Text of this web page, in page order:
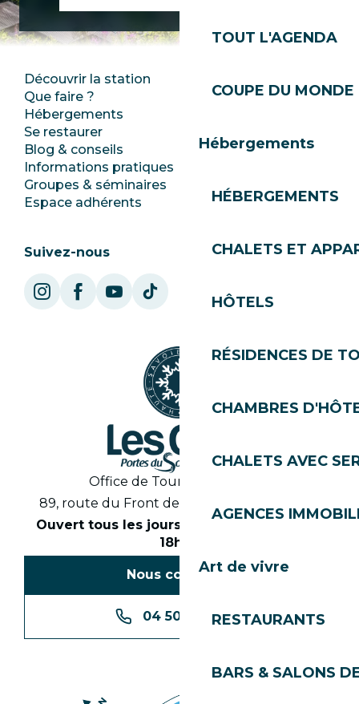
TOUT L'AGENDA
COUPE DU
Hébergements
HÉBERGEMENTS
CHALETS ET
HÔTELS
RÉSIDENCES DE
CHAMBRES
CHALETS AVEC
AGENCES
Art de vivre
RESTAURANTS
BARS & SALONS
Découvrir la station
Que faire ?
Hébergements
Se restaurer
Blog & conseils
Informations pratiques
Groupes & séminaires
Espace adhérents
Club Les Gets
Ecotourisme
SoleGets
Les Gets Tourisme
Suivez-nous
Office de Tourisme des Gets
89, route du Front de Neige 74260 Les Gets
Ouvert tous les jours en saison de 8h30 à
18h30
Nous contacter
04 50 74 74 74